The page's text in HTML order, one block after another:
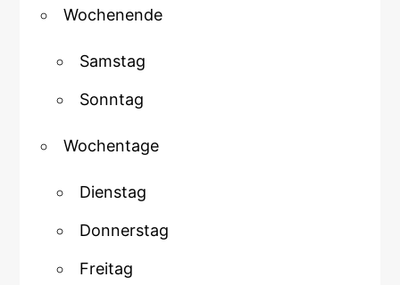
Wochenende
Samstag
Sonntag
Wochentage
Dienstag
Donnerstag
Freitag